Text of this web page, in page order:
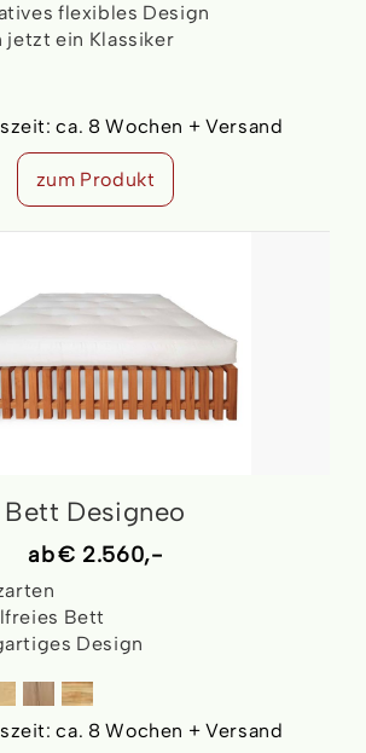
flexibles Design
jetzt ein Klassiker
ca. 8 Wochen + Versand
zum Produkt
Bett Designeo
ab€ 2.560,-
Bett
Design
ca. 8 Wochen + Versand